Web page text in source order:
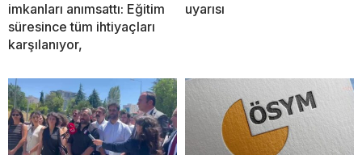
imkanları anımsattı: Eğitim
süresince tüm ihtiyaçları
karşılanıyor,
uyarısı